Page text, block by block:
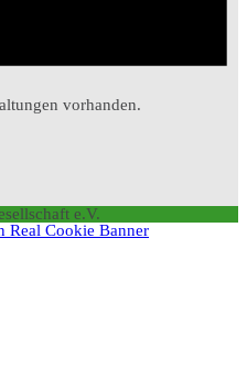
vorhanden.
e.V.
Real Cookie Banner